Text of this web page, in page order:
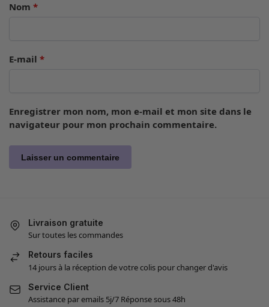
Nom *
E-mail *
Enregistrer mon nom, mon e-mail et mon site dans le
navigateur pour mon prochain commentaire.
Livraison gratuite
Sur toutes les commandes
Retours faciles
14 jours à la réception de votre colis pour changer d'avis
Service Client
Assistance par emails 5j/7 Réponse sous 48h